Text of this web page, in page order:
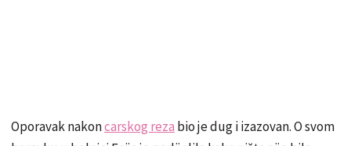
Oporavak nakoncarskog reza bio je dug i izazovan. O svom